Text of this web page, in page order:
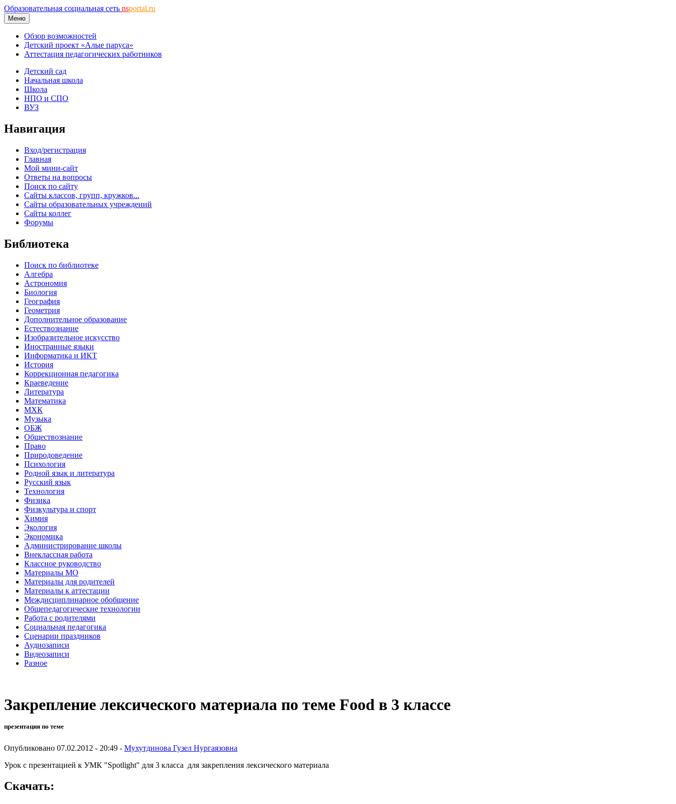
Образовательная социальная сеть nsportal.ru
Меню
Обзор возможностей
Детский проект «Алые паруса»
Аттестация педагогических работников
Детский сад
Начальная школа
Школа
НПО и СПО
ВУЗ
Навигация
Вход/регистрация
Главная
Мой мини-сайт
Ответы на вопросы
Поиск по сайту
Сайты классов, групп, кружков...
Сайты образовательных учреждений
Сайты коллег
Форумы
Библиотека
Поиск по библиотеке
Алгебра
Астрономия
Биология
География
Геометрия
Дополнительное образование
Естествознание
Изобразительное искусство
Иностранные языки
Информатика и ИКТ
История
Коррекционная педагогика
Краеведение
Литература
Математика
МХК
Музыка
ОБЖ
Обществознание
Право
Природоведение
Психология
Родной язык и литература
Русский язык
Технология
Физика
Физкультура и спорт
Химия
Экология
Экономика
Администрирование школы
Внеклассная работа
Классное руководство
Материалы МО
Материалы для родителей
Материалы к аттестации
Междисциплинарное обобщение
Общепедагогические технологии
Работа с родителями
Социальная педагогика
Сценарии праздников
Аудиозаписи
Видеозаписи
Разное
Закрепление лексического материала по теме Food в 3 классе
презентация по теме
Опубликовано 07.02.2012 - 20:49 - Мухутдинова Гузел Нургаязовна
Урок с презентацией к УМК "Spotlight" для 3 класса для закрепления лексического материала
Скачать: